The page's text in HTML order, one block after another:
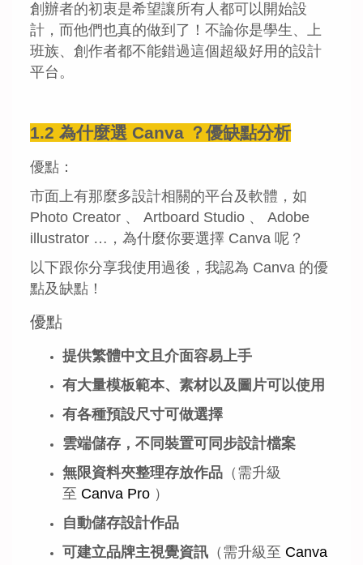
創辦者的初衷是希望讓所有人都可以開始設
計，而他們也真的做到了！不論你是學生、上
班族、創作者都不能錯過這個超級好用的設計
平台。
1.2 為什麼選 Canva ？優缺點分析
優點：
市面上有那麼多設計相關的平台及軟體，如
Photo Creator 、 Artboard Studio 、 Adobe
illustrator …，為什麼你要選擇 Canva 呢？
以下跟你分享我使用過後，我認為 Canva 的優
點及缺點！
優點
提供繁體中文且介面容易上手
有大量模板範本、素材以及圖片可以使用
有各種預設尺寸可做選擇
雲端儲存，不同裝置可同步設計檔案
無限資料夾整理存放作品 （需升級
至 Canva Pro ）
自動儲存設計作品
可建立品牌主視覺資訊 （需升級至 Canva